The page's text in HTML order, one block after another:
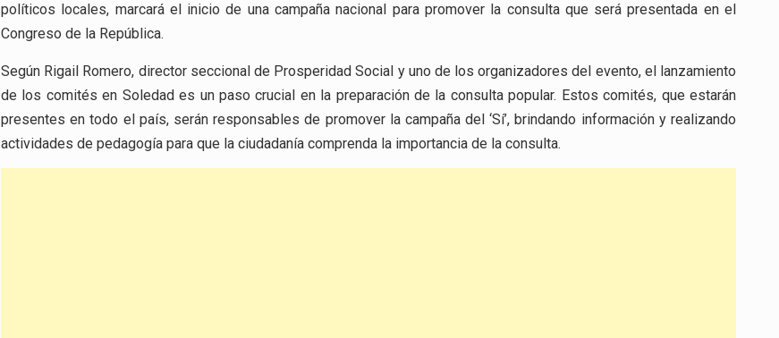
políticos locales, marcará el inicio de una campaña nacional para promover la consulta que será presentada en el
Congreso de la República.
Según Rigail Romero, director seccional de Prosperidad Social y uno de los organizadores del evento, el lanzamiento
de los comités en Soledad es un paso crucial en la preparación de la consulta popular. Estos comités, que estarán
presentes en todo el país, serán responsables de promover la campaña del ‘Sí’, brindando información y realizando
actividades de pedagogía para que la ciudadanía comprenda la importancia de la consulta.